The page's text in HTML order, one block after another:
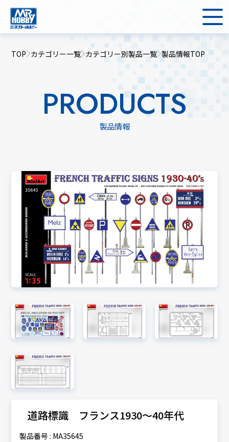
TOP カテゴリー一覧 カテゴリー別製品一覧 製品情報TOP
PRODUCTS
製品情報
道路標識 フランス1930～40年代
製品番号 : MA35645